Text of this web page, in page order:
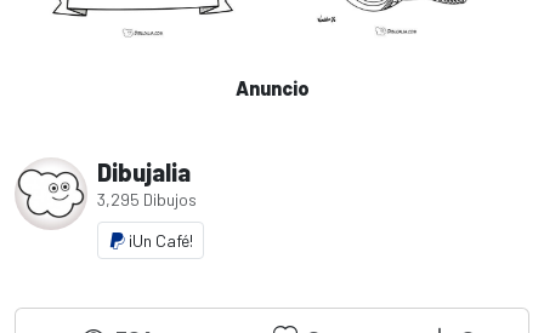
Anuncio
Dibujalia
3,295 Dibujos
¡Un Café!